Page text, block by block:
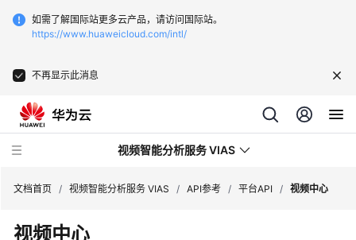
如需了解国际站更多云产品，请访问国际站。
https://www.huaweicloud.com/intl/
不再显示此消息
视频智能分析服务 VIAS
文档首页 / 视频智能分析服务 VIAS / API参考 / 平台API / 视频中心
视频中心